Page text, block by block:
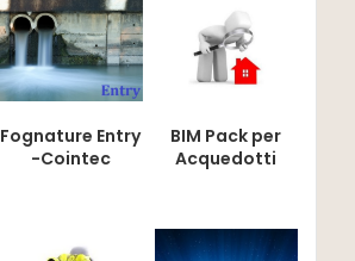
Fognature Entry
-Cointec
BIM Pack per
Acquedotti